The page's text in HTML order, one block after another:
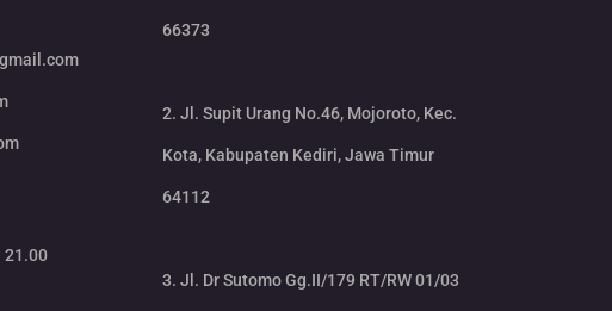
21.00
66373
2. Jl. Supit Urang No.46, Mojoroto, Kec.
Kota, Kabupaten Kediri, Jawa Timur
64112
3. Jl. Dr Sutomo Gg.II/179 RT/RW 01/03